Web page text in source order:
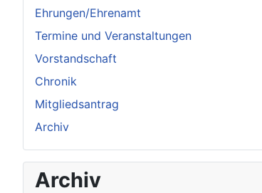
Ehrungen/Ehrenamt
Termine und Veranstaltungen
Vorstandschaft
Chronik
Mitgliedsantrag
Archiv
Archiv